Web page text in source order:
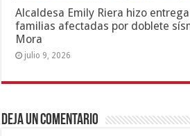
Alcaldesa Emily Riera hizo
familias afectadas por doblete
Mora
julio 9, 2026
Deja un comentario